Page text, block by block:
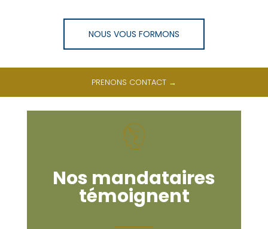
NOUS VOUS FORMONS
PRENONS CONTACT →
Nos mandataires
témoignent